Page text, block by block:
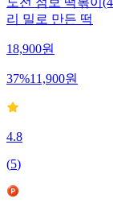
리 밀로 만든 떡
18,900원
37%11,900원
4.8
(5)